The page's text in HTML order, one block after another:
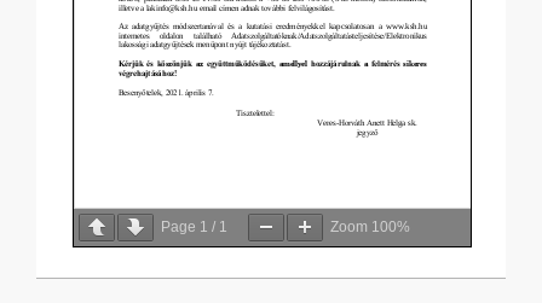
Page 1 / 1 Zoom 100%
2021-